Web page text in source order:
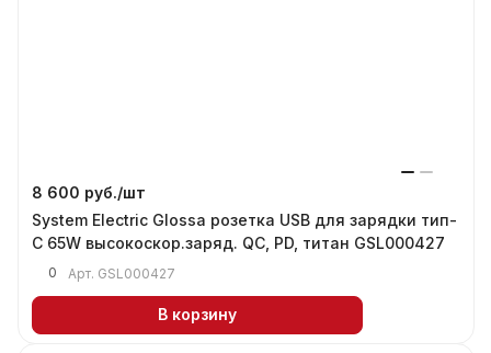
8 600 руб./шт
System Electric Glossa розетка USB для зарядки тип-
С 65W высокоскор.заряд. QC, PD, титан GSL000427
0 Арт. GSL000427
В корзину